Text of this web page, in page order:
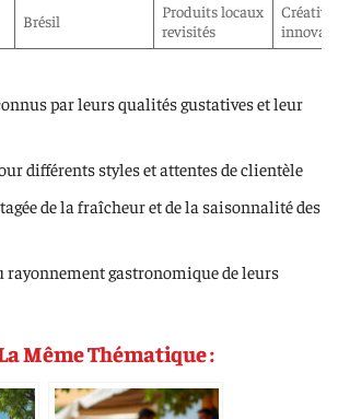
Brésil
Produits locaux
revisités
Créative,
par leurs qualités gustatives et leur
différents styles et attentes de clientèle
de la fraîcheur et de la saisonnalité des
gastronomique de leurs
Même Thématique :